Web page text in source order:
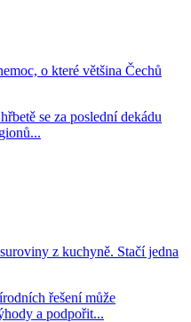
o které většina Čechů
se za poslední dekádu
z kuchyně. Stačí jedna
řešení může
a podpořit...